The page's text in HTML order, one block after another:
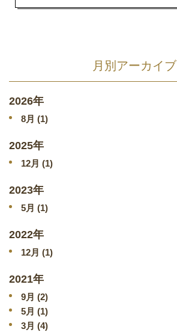
月別アーカイブ
2026年
8月 (1)
2025年
12月 (1)
2023年
5月 (1)
2022年
12月 (1)
2021年
9月 (2)
5月 (1)
3月 (4)